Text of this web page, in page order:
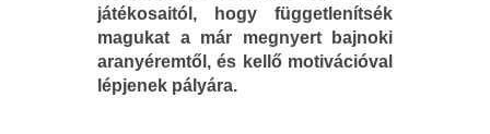
játékosaitól, hogy függetlenítsék
magukat a már megnyert bajnoki
aranyéremtől, és kellő motivációval
lépjenek pályára.